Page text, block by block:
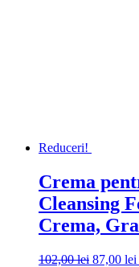
Reduceri!
Crema
Cleansing
Crema,
102,00lei Prețul
87,00 lei